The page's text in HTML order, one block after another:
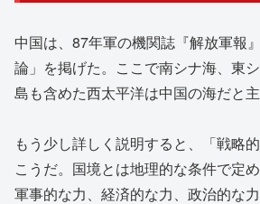
中国は、87年軍の機関誌『解放軍報
論」を掲げた。ここで南シナ海、東
島も含めた西太平洋は中国の海だと主
もう少し詳しく説明すると、「戦略
こうだ。国境とは地理的な条件で定
軍事的な力、経済的な力、政治的な